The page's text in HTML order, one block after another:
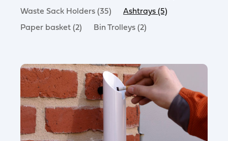
Waste Sack Holders (35)
Ashtrays (5)
Paper basket (2)
Bin Trolleys (2)